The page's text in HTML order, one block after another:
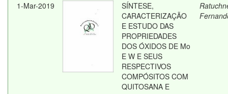
1-Mar-2019
SÍNTESE,
CARACTERIZAÇÃO
E ESTUDO DAS
PROPRIEDADES
DOS ÓXIDOS DE Mo
E W E SEUS
RESPECTIVOS
COMPÓSITOS COM
QUITOSANA E